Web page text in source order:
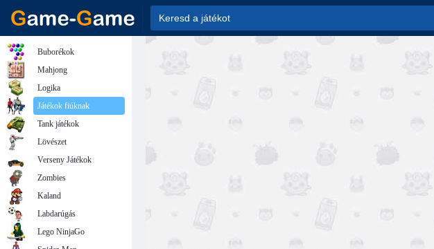
Buborékok
Mahjong
Logika
Játékok fiúknak
Tank játékok
Lövészet
Verseny Játékok
Zombies
Kaland
Labdarúgás
Lego NinjaGo